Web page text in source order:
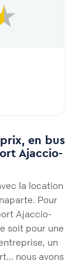
en bus
Ajaccio-
la location
Pour
Ajaccio-
soit pour une
un
nous avons